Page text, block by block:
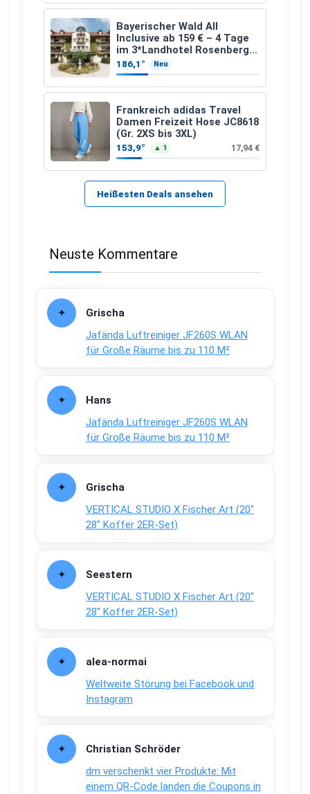
Bayerischer Wald All
Inclusive ab 159 € – 4 Tage
im 3*Landhotel Rosenberger
mit Wellness
186,1° Neu
Frankreich adidas Travel
Damen Freizeit Hose JC8618
(Gr. 2XS bis 3XL)
153,9° ▲ 1 17,94 €
Heißesten Deals ansehen
Neuste Kommentare
Grischa
Jafända Luftreiniger JF260S WLAN
für Große Räume bis zu 110 M²
Hans
Jafända Luftreiniger JF260S WLAN
für Große Räume bis zu 110 M²
Grischa
VERTICAL STUDIO X Fischer Art (20″
28″ Koffer 2ER-Set)
Seestern
VERTICAL STUDIO X Fischer Art (20″
28″ Koffer 2ER-Set)
alea-normai
Weltweite Störung bei Facebook und
Instagram
Christian Schröder
dm verschenkt vier Produkte: Mit
einem QR-Code landen die Coupons in